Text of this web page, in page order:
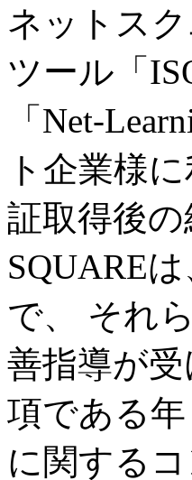
ネットス
ツール「
「Net-
ト企業様
証取得後
SQUARE
で、 それ
善指導が受
項である
に関する